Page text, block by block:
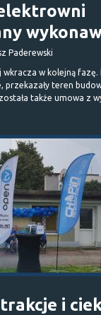
Paderewski
w kolejną fazę.
przekazały teren
także umowa z
i